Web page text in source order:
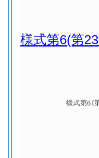
様式第6(第